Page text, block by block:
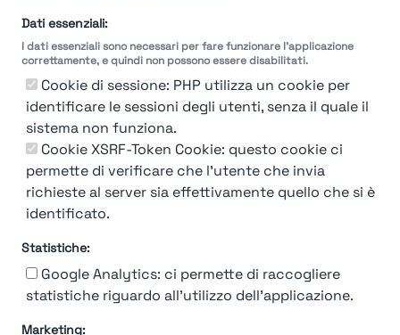
Dati essenziali:
I dati essenziali sono necessari per fare funzionare l'applicazione
correttamente, e quindi non possono essere disabilitati.
Cookie di sessione: PHP utilizza un cookie per
identificare le sessioni degli utenti, senza il quale il
sistema non funziona.
Cookie XSRF-Token Cookie: questo cookie ci
permette di verificare che l'utente che invia
richieste al server sia effettivamente quello che si è
identificato.
Statistiche:
Google Analytics: ci permette di raccogliere
statistiche riguardo all'utilizzo dell'applicazione.
Marketing:
You're Not logged in
LoginorIscrivitiper vedere